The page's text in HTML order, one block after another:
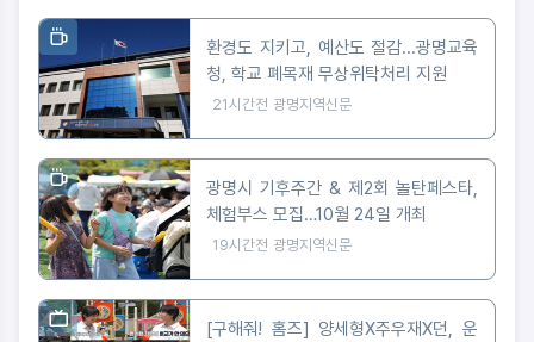
환경도 지키고, 예산도 절감...광명교육
청, 학교 폐목재 무상위탁처리 지원
21시간전 광명지역신문
광명시 기후주간 & 제2회 놀탄페스타,
체험부스 모집…10월 24일 개최
19시간전 광명지역신문
[구해줘! 홈즈] 양세형X주우재X던, 운